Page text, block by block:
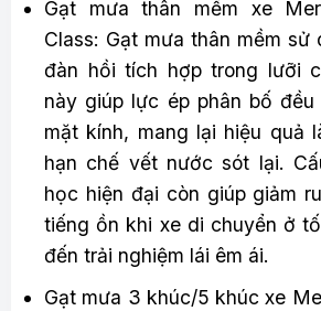
Gạt mưa thân mềm xe
Class: Gạt mưa thân mềm sử
đàn hồi tích hợp trong lưỡi
này giúp lực ép phân bố
mặt kính, mang lại hiệu quả
hạn chế vết nước sót lại.
học hiện đại còn giúp giảm
tiếng ồn khi xe di chuyển ở
đến trải nghiệm lái êm ái.
Gạt mưa 3 khúc/5 khúc xe